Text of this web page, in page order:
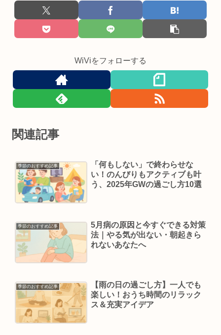
WiViをフォローする
関連記事
季節のおすすめ記事
「何もしない」で終わらせな
い！のんびりもアクティブも叶
う、2025年GWの過ごし方10選
季節のおすすめ記事
5月病の原因と今すぐできる対策
法｜やる気が出ない・朝起きら
れないあなたへ
季節のおすすめ記事
【雨の日の過ごし方】一人でも
楽しい！おうち時間のリラック
ス＆充実アイデア